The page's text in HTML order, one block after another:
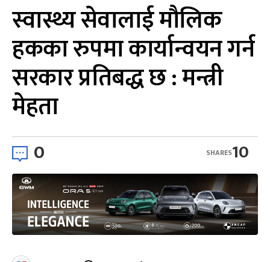
स्वास्थ्य सेवालाई मौलिक
हकका रुपमा कार्यान्वयन गर्न
सरकार प्रतिबद्ध छ : मन्त्री
मेहता
0 10
SHARES